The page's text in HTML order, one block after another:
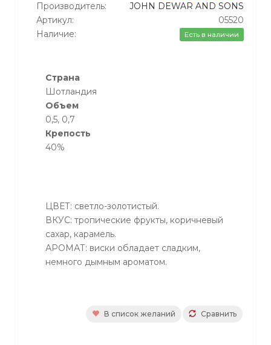
Производитель:
JOHN DEWAR AND SONS
Артикул:
05520
Наличие:
Есть в наличии
Страна
Шотландия
Объем
0,5, 0,7
Крепость
40%
ЦВЕТ: светло-золотистый.
ВКУС: тропические фрукты, коричневый
сахар, карамель.
АРОМАТ: виски обладает сладким,
немного дымным apoмaтoм.
Сравнить
В список желаний